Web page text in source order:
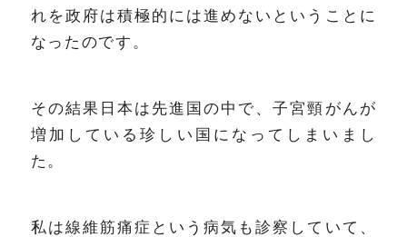
れを政府は積極的には進めないということに
なったのです。
その結果日本は先進国の中で、子宮頸がんが
増加している珍しい国になってしまいまし
た。
私は線維筋痛症という病気も診察していて、